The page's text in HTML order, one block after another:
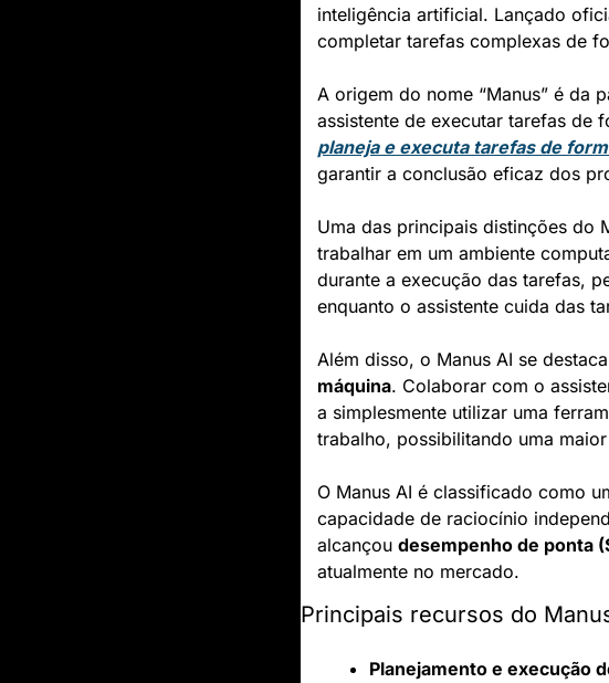
inteligência artificial. Lançado
completar tarefas complexas de
A origem do nome “Manus” é da
planeja e executa tarefas de
garantir a conclusão eficaz dos
Uma das principais distinções do
trabalhar em um ambiente
durante a execução das tarefas,
enquanto o assistente cuida das
Além disso, o Manus AI se
máquina. Colaborar com o
a simplesmente utilizar uma
trabalho, possibilitando uma
O Manus AI é classificado como
capacidade de raciocínio
alcançou desempenho de ponta
atualmente no mercado.
Principais recursos do
Planejamento e execução